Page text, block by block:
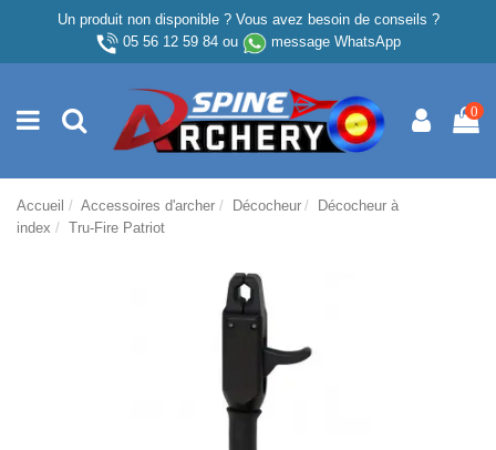
Un produit non disponible ? Vous avez besoin de conseils ?
05 56 12 59 84ou message WhatsApp
0
Accueil Accessoires d'archer Décocheur
Décocheur à
index
Tru-Fire Patriot